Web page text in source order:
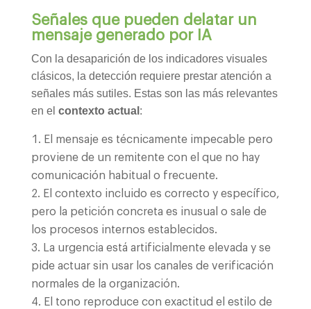
Señales que pueden delatar un
mensaje generado por IA
Con la desaparición de los indicadores visuales
clásicos, la detección requiere prestar atención a
señales más sutiles. Estas son las más relevantes
en el contexto actual :
El mensaje es técnicamente impecable pero
proviene de un remitente con el que no hay
comunicación habitual o frecuente.
El contexto incluido es correcto y específico,
pero la petición concreta es inusual o sale de
los procesos internos establecidos.
La urgencia está artificialmente elevada y se
pide actuar sin usar los canales de verificación
normales de la organización.
El tono reproduce con exactitud el estilo de